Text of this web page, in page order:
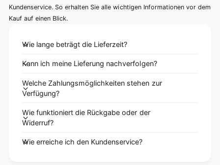
Kundenservice. So erhalten Sie alle wichtigen Informationen vor dem
Kauf auf einen Blick.
Wie lange beträgt die Lieferzeit?
Kann ich meine Lieferung nachverfolgen?
Welche Zahlungsmöglichkeiten stehen zur
Verfügung?
Wie funktioniert die Rückgabe oder der
Widerruf?
Wie erreiche ich den Kundenservice?